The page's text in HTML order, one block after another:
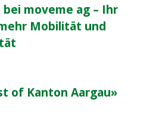
moveme ag – Ihr
Mobilität und
of Kanton Aargau»